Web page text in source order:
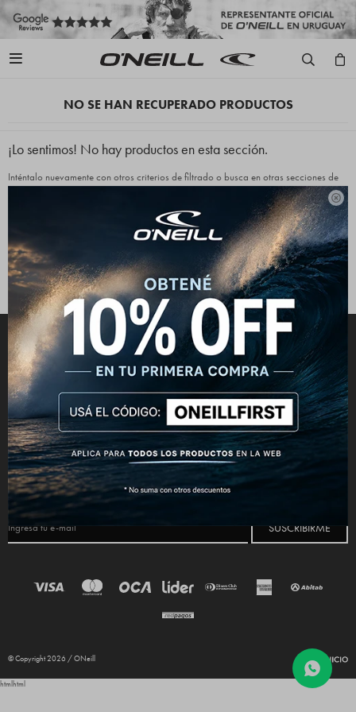


NO SE HAN RECUPERADO PRODUCTOS
¡Lo sentimos! No hay productos en esta sección.
Inténtalo nuevamente con otros criterios de filtrado o busca en otras secciones de
Filtrando por: Color:Negro Quitar filtros
CONECTATE
 
NEWSLETTER
¡Suscribite y recibí todas nuestras novedades!
SUSCRIBIRME
© Copyright 2026 / ONeill
htmlhtml